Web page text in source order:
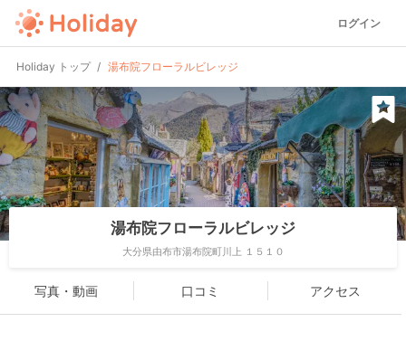
ログイン
Holiday トップ 湯布院フローラルビレッジ
湯布院フローラルビレッジ
大分県由布市湯布院町川上 １５１０
写真・動画 口コミ アクセス